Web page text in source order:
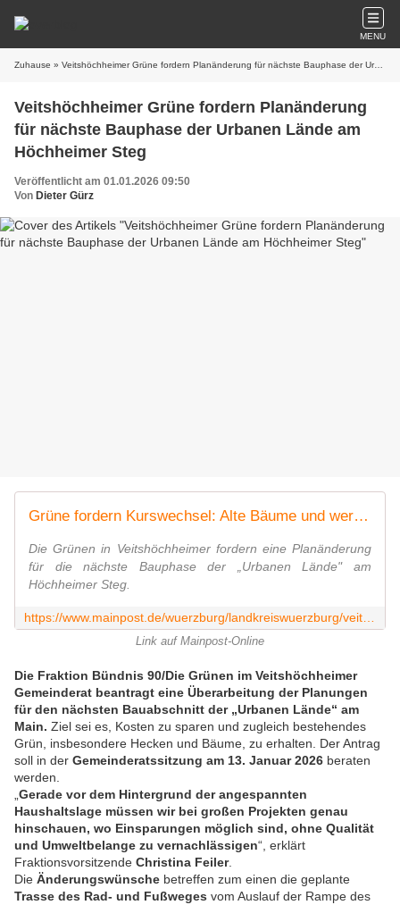
MENU
Zuhause » Veitshöchheimer Grüne fordern Planänderung für nächste Bauphase der Urbanen Lände am Höchheimer Steg
Veitshöchheimer Grüne fordern Planänderung
für nächste Bauphase der Urbanen Lände am
Höchheimer Steg
Veröffentlicht am 01.01.2026 09:50
Von Dieter Gürz
Grüne fordern Kurswechsel: Alte Bäume und wertvolle Hecken in Veitshöchheim in Gefahr
Die Grünen in Veitshöchheimer fordern eine Planänderung
für die nächste Bauphase der „Urbanen Lände" am
Höchheimer Steg.
Link auf Mainpost-Online
Die Fraktion Bündnis 90/Die Grünen im Veitshöchheimer
Gemeinderat beantragt eine Überarbeitung der Planungen
für den nächsten Bauabschnitt der „Urbanen Lände“ am
Main. Ziel sei es, Kosten zu sparen und zugleich bestehendes
Grün, insbesondere Hecken und Bäume, zu erhalten. Der Antrag
soll in der Gemeinderatssitzung am 13. Januar 2026 beraten
werden.
Gerade vor dem Hintergrund der angespannten
Haushaltslage müssen wir bei großen Projekten genau
hinschauen, wo Einsparungen möglich sind, ohne Qualität
und Umweltbelange zu vernachlässigen“, erklärt
Fraktionsvorsitzende Christina Feiler.
Die Änderungswünsche betreffen zum einen die geplante
Trasse des Rad- und Fußweges vom Auslauf der Rampe des